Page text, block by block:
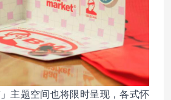
主题空间也将限时呈现，各式怀